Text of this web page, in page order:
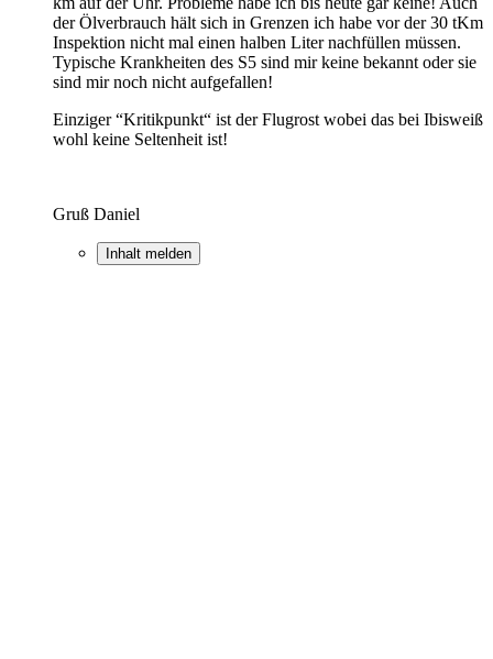
der Ölverbrauch hält sich in Grenzen ich habe vor der 30 tKm
Inspektion nicht mal einen halben Liter nachfüllen müssen.
Typische Krankheiten des S5 sind mir keine bekannt oder sie
sind mir noch nicht aufgefallen!
Einziger “Kritikpunkt“ ist der Flugrost wobei das bei Ibisweiß
wohl keine Seltenheit ist!
Gruß Daniel
Inhalt melden